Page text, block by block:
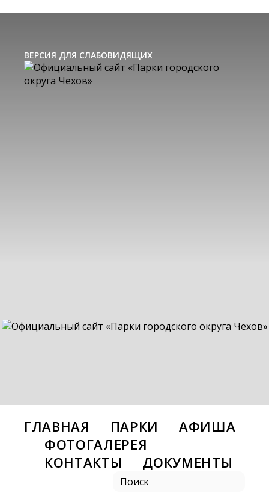
ВЕРСИЯ ДЛЯ СЛАБОВИДЯЩИХ
ГЛАВНАЯ ПАРКИ
АФИША
ФОТОГАЛЕРЕЯ
КОНТАКТЫ
ДОКУМЕНТЫ